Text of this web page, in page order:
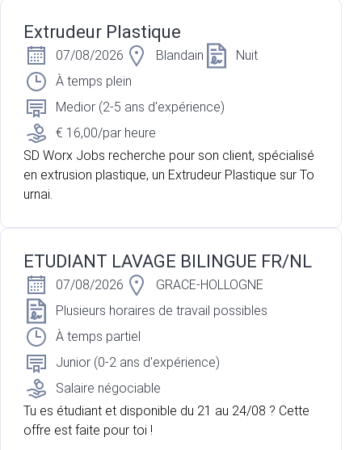
Extrudeur Plastique
07/08/2026 Blandain
Nuit
À temps plein
Medior (2-5 ans d'expérience)
€ 16,00/par heure
SD Worx Jobs recherche pour son client, spécialisé
en extrusion plastique, un Extrudeur Plastique sur To
urnai.
ETUDIANT LAVAGE BILINGUE FR/NL
07/08/2026
GRACE-HOLLOGNE
Plusieurs horaires de travail possibles
À temps partiel
Junior (0-2 ans d'expérience)
Salaire négociable
Tu es étudiant et disponible du 21 au 24/08 ? Cette
offre est faite pour toi !